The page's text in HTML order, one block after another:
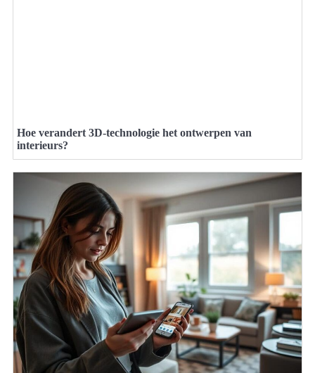
Hoe verandert 3D-technologie het ontwerpen van
interieurs?